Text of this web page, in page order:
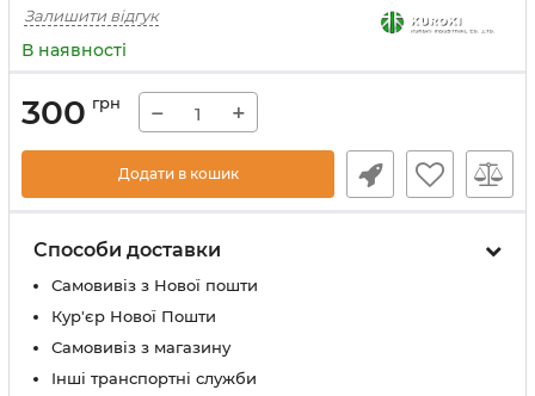
Залишити відгук
В наявності
300 грн − +
Додати в кошик
Способи доставки
Самовивіз з Нової пошти
Кур'єр Нової Пошти
Самовивіз з магазину
Інші транспортні служби